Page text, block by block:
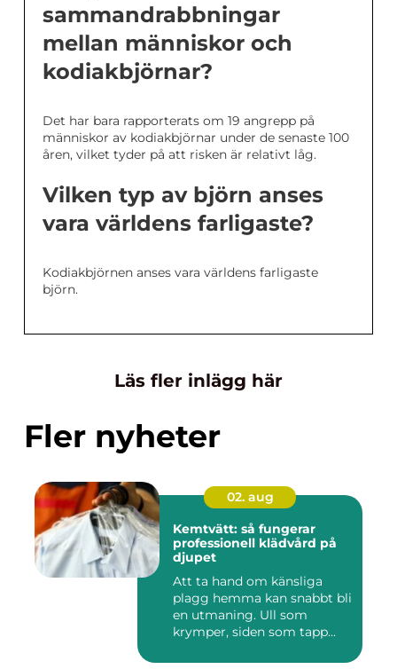
sammandrabbningar
mellan människor och
kodiakbjörnar?
Det har bara rapporterats om 19 angrepp på
människor av kodiakbjörnar under de senaste 100
åren, vilket tyder på att risken är relativt låg.
Vilken typ av björn anses
vara världens farligaste?
Kodiakbjörnen anses vara världens farligaste
björn.
Läs fler inlägg här
Fler nyheter
02. aug
Kemtvätt: så fungerar
professionell klädvård på
djupet
Att ta hand om känsliga
plagg hemma kan snabbt bli
en utmaning. Ull som
krymper, siden som tapp...